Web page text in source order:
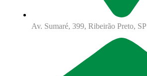
Av. Sumaré, 399, Ribeirão Preto, SP